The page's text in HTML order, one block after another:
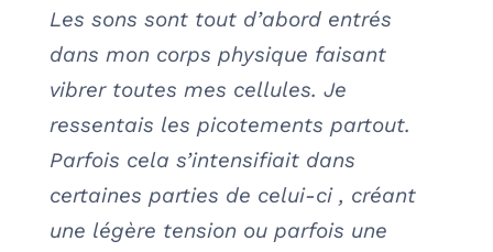
Les sons sont tout d’abord entrés
dans mon corps physique faisant
vibrer toutes mes cellules. Je
ressentais les picotements partout.
Parfois cela s’intensifiait dans
certaines parties de celui-ci , créant
une légère tension ou parfois une